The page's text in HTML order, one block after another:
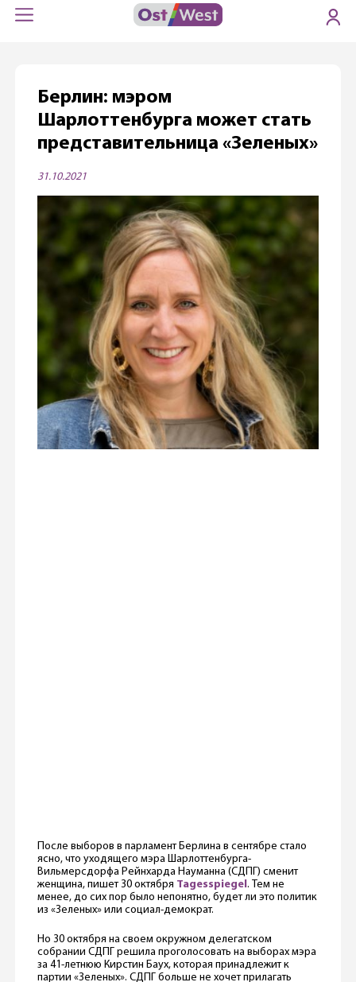
Берлин: мэром
Шарлоттенбурга может стать
представительница «Зеленых»
31.10.2021
После выборов в парламент Берлина в сентябре стало
ясно, что уходящего мэра Шарлоттенбурга-
Вильмерсдорфа Рейнхарда Науманна (СДПГ) сменит
женщина, пишет 30 октября Tagesspiegel. Тем не
менее, до сих пор было непонятно, будет ли это политик
из «Зеленых» или социал-демократ.
Но 30 октября на своем окружном делегатском
собрании СДПГ решила проголосовать на выборах мэра
за 41-летнюю Кирстин Баух, которая принадлежит к
партии «Зеленых». СДПГ больше не хочет прилагать